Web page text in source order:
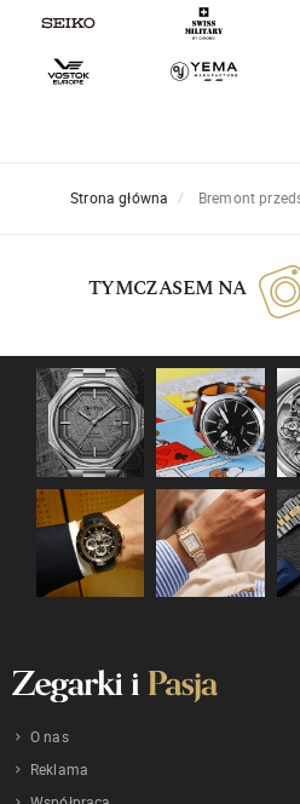
Strona główna Bremont
TYMCZASEM NA
O nas
Reklama